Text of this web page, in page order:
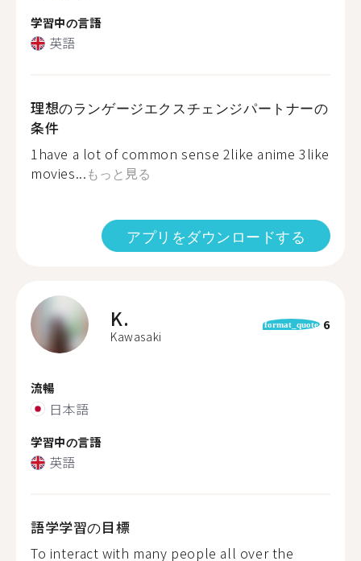
学習中の言語
英語
理想のランゲージエクスチェンジパートナーの
条件
1have a lot of common sense 2like anime 3like
movies...もっと見る
アプリをダウンロードする
K.
Kawasaki
format_quote 6
流暢
日本語
学習中の言語
英語
語学学習の目標
To interact with many people all over the